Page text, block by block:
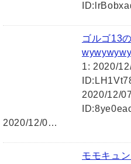
ゴルゴ13
1: 2020/
2020/12/
2020/12/0…
モモキュ